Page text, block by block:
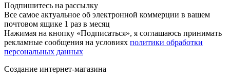
Подпишитесь на рассылку
Все самое актуальное об электронной коммерции в вашем
почтовом ящике 1 раз в месяц
Нажимая на кнопку «Подписаться», я соглашаюсь принимать
рекламные сообщения на условиях политики обработки
персональных данных
Создание интернет-магазина